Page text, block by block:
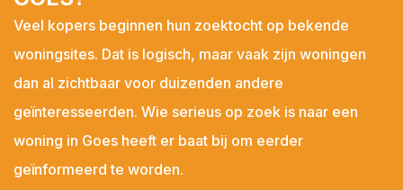
Veel kopers beginnen hun zoektocht op bekende
woningsites. Dat is logisch, maar vaak zijn woningen
dan al zichtbaar voor duizenden andere
geïnteresseerden. Wie serieus op zoek is naar een
woning in Goes heeft er baat bij om eerder
geïnformeerd te worden.
Kloetinge
Kloetinge
Kortgene
Koudekerke
Krabbendijke
Kruiningen
Kwadendamme